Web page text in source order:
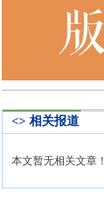
<> 相关报道
本文暂无相关文章！